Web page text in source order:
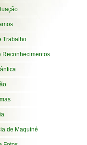
Trabalho
Reconhecimentos
de Maquiné